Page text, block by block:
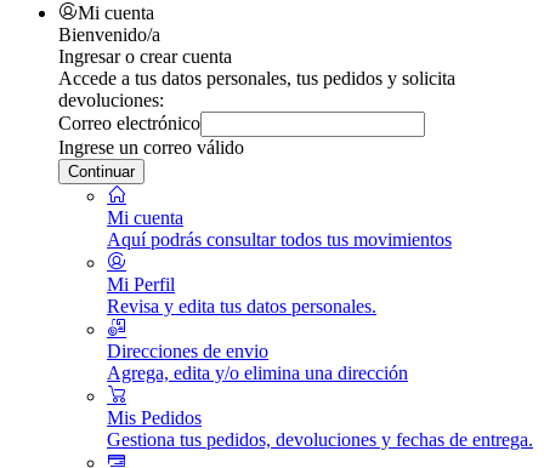
Mi cuenta
Bienvenido/a
Ingresar o crear cuenta
Accede a tus datos personales, tus pedidos y solicita
devoluciones:
Correo electrónico
Ingrese un correo válido
Continuar
Mi cuenta
Aquí podrás consultar todos tus movimientos
Mi Perfil
Revisa y edita tus datos personales.
Direcciones de envio
Agrega, edita y/o elimina una dirección
Mis Pedidos
Gestiona tus pedidos, devoluciones y fechas de entrega.